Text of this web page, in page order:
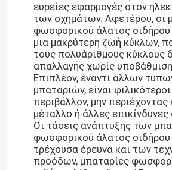
ευρείες εφαρμογές στον
των οχημάτων. Αφετέρου, οι
φωσφορικού άλατος σιδήρου
μια μακρύτερη ζωή κύκλων,
τους πολυάριθμους κύκλους
απαλλαγής χωρίς
Επιπλέον, έναντι άλλων
μπαταριών, είναι
περιβάλλον, μην περιέχοντας
μέταλλο ή άλλες επικίνδυνες
Οι τάσεις ανάπτυξης των
φωσφορικού άλατος σιδήρου
τρέχουσα έρευνα και των
προόδων, μπαταρίες